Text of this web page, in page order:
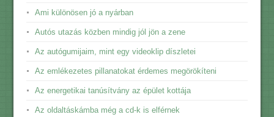
Ami különösen jó a nyárban
Autós utazás közben mindig jól jön a zene
Az autógumijaim, mint egy videoklip díszletei
Az emlékezetes pillanatokat érdemes megörökíteni
Az energetikai tanúsítvány az épület kottája
Az oldaltáskámba még a cd-k is elférnek